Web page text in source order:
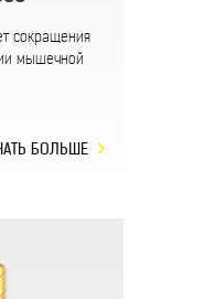
сокращения
мышечной
БОЛЬШЕ